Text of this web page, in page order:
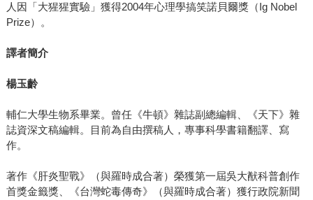
人因「大猩猩實驗」獲得2004年心理學搞笑諾貝爾獎（Ig Nobel
Prize）。
譯者簡介
楊玉齡
輔仁大學生物系畢業。曾任《牛頓》雜誌副總編輯、《天下》雜
誌資深文稿編輯。目前為自由撰稿人，專事科學書籍翻譯、寫
作。
著作《肝炎聖戰》（與羅時成合著）榮獲第一屆吳大猷科普創作
首獎金籤獎、《台灣蛇毒傳奇》（與羅時成合著）獲行政院新聞